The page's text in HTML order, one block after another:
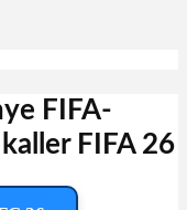
FIFA-
FIFA 26